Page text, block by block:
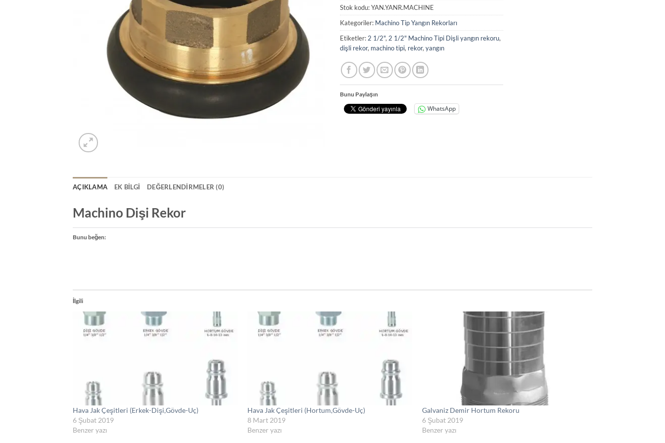
Stok kodu:YAN.YANR.MACHINE
Kategoriler: Machino Tip Yangın Rekorları
Etiketler: 2 1/2", 2 1/2" Machino Tipi Dişli yangın rekoru,
dişli rekor, machino tipi, rekor, yangın
Bunu Paylaşın
WhatsApp
AÇIKLAMA EK BILGI DEĞERLENDIRMELER (0)
Machino Dişi Rekor
Bunu beğen:
İlgili
Hava Jak Çeşitleri (Erkek-Dişi,Gövde-Uç)
6 Şubat 2019
Benzer yazı
Hava Jak Çeşitleri (Hortum,Gövde-Uç)
8 Mart 2019
Benzer yazı
Galvaniz Demir Hortum Rekoru
6 Şubat 2019
Benzer yazı